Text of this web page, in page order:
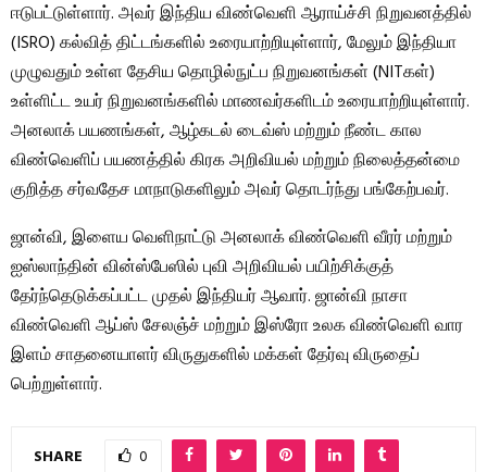
ஈடுபட்டுள்ளார். அவர் இந்திய விண்வெளி ஆராய்ச்சி நிறுவனத்தில்
(ISRO) கல்வித் திட்டங்களில் உரையாற்றியுள்ளார், மேலும் இந்தியா
முழுவதும் உள்ள தேசிய தொழில்நுட்ப நிறுவனங்கள் (NITகள்)
உள்ளிட்ட உயர் நிறுவனங்களில் மாணவர்களிடம் உரையாற்றியுள்ளார்.
அனலாக் பயணங்கள், ஆழ்கடல் டைவ்ஸ் மற்றும் நீண்ட கால
விண்வெளிப் பயணத்தில் கிரக அறிவியல் மற்றும் நிலைத்தன்மை
குறித்த சர்வதேச மாநாடுகளிலும் அவர் தொடர்ந்து பங்கேற்பவர்.
ஜான்வி, இளைய வெளிநாட்டு அனலாக் விண்வெளி வீரர் மற்றும்
ஐஸ்லாந்தின் வின்ஸ்பேஸில் புவி அறிவியல் பயிற்சிக்குத்
தேர்ந்தெடுக்கப்பட்ட முதல் இந்தியர் ஆவார். ஜான்வி நாசா
விண்வெளி ஆப்ஸ் சேலஞ்ச் மற்றும் இஸ்ரோ உலக விண்வெளி வார
இளம் சாதனையாளர் விருதுகளில் மக்கள் தேர்வு விருதைப்
பெற்றுள்ளார்.
SHARE 0